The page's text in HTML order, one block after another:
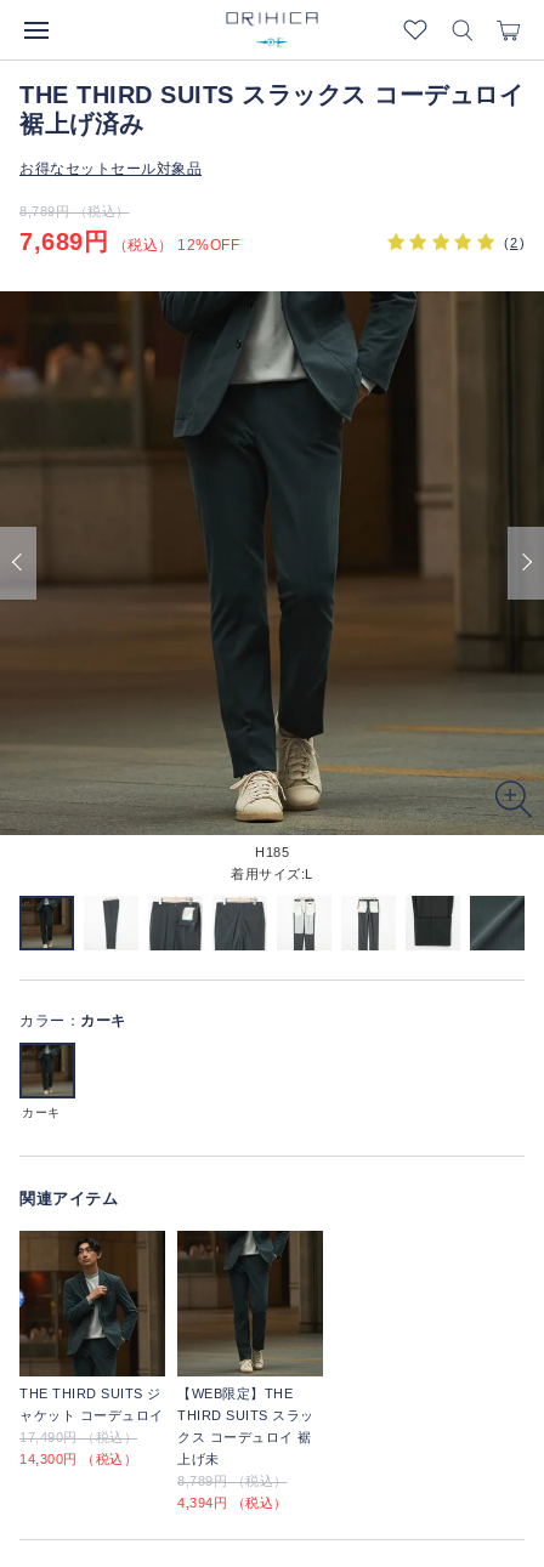
THE THIRD SUITS スラックス コーデュロイ
裾上げ済み
お得なセットセール対象品
8,789円 （税込）
7,689円 （税込） 12%OFF (2)
H185
着用サイズ:L
カラー： カーキ
カーキ
関連アイテム
THE THIRD SUITS ジ
ャケット コーデュロイ
17,490円 （税込）
14,300円 （税込）
【WEB限定】THE
THIRD SUITS スラッ
クス コーデュロイ 裾
上げ未
8,789円 （税込）
4,394円 （税込）